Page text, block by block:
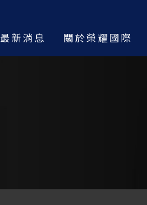
最新消息
關於榮耀國際